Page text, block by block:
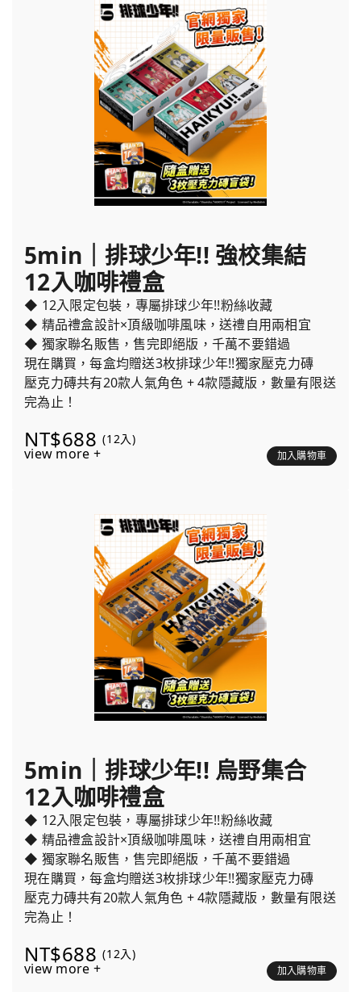
5min｜排球少年!! 強校集結
12入咖啡禮盒
◆ 12入限定包裝，專屬排球少年!!粉絲收藏
◆ 精品禮盒設計×頂級咖啡風味，送禮自用兩相宜
◆ 獨家聯名販售，售完即絕版，千萬不要錯過
現在購買，每盒均贈送3枚排球少年!!獨家壓克力磚
壓克力磚共有20款人氣角色 + 4款隱藏版，數量有限送
完為止！
NT$688 (12入)
view more + 加入購物車
5min｜排球少年!! 烏野集合
12入咖啡禮盒
◆ 12入限定包裝，專屬排球少年!!粉絲收藏
◆ 精品禮盒設計×頂級咖啡風味，送禮自用兩相宜
◆ 獨家聯名販售，售完即絕版，千萬不要錯過
現在購買，每盒均贈送3枚排球少年!!獨家壓克力磚
壓克力磚共有20款人氣角色 + 4款隱藏版，數量有限送
完為止！
NT$688 (12入)
view more + 加入購物車